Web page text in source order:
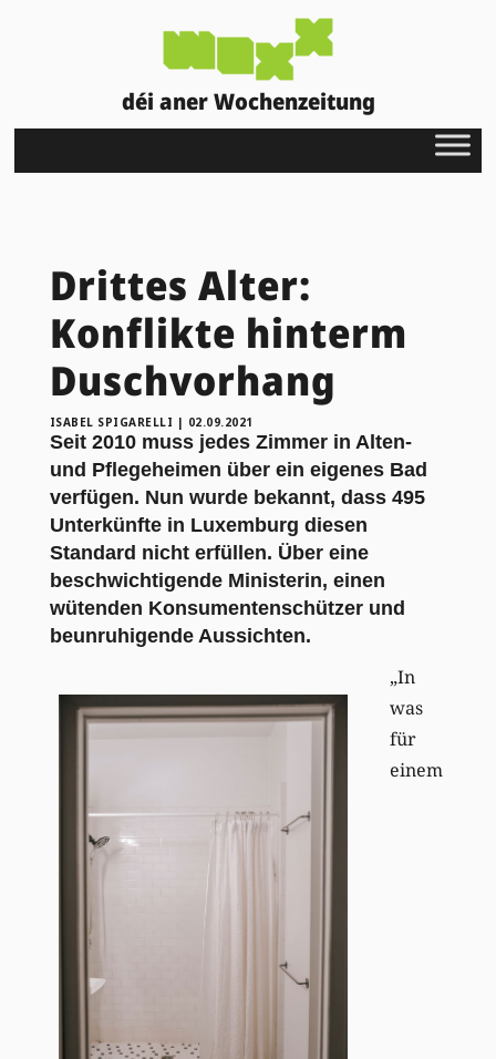
déi aner Wochenzeitung
Drittes Alter:
Konflikte hinterm
Duschvorhang
ISABEL SPIGARELLI | 02.09.2021
Seit 2010 muss jedes Zimmer in Alten-
und Pflegeheimen über ein eigenes Bad
verfügen. Nun wurde bekannt, dass 495
Unterkünfte in Luxemburg diesen
Standard nicht erfüllen. Über eine
beschwichtigende Ministerin, einen
wütenden Konsumentenschützer und
beunruhigende Aussichten.
„In
was
für
einem